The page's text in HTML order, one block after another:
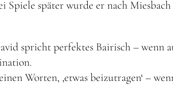
Spiele später wurde er nach
spricht perfektes Bairisch – wenn
Worten, ‚etwas beizutragen‘ –